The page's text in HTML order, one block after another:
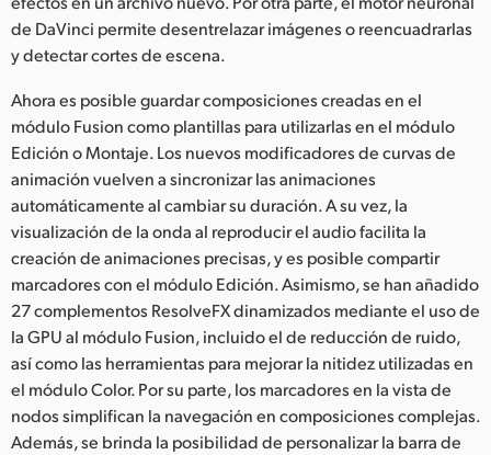
de DaVinci permite desentrelazar imágenes o reencuadrarlas
y detectar cortes de escena.
Ahora es posible guardar composiciones creadas en el
módulo Fusion como plantillas para utilizarlas en el módulo
Edición o Montaje. Los nuevos modificadores de curvas de
animación vuelven a sincronizar las animaciones
automáticamente al cambiar su duración. A su vez, la
visualización de la onda al reproducir el audio facilita la
creación de animaciones precisas, y es posible compartir
marcadores con el módulo Edición. Asimismo, se han añadido
27 complementos ResolveFX dinamizados mediante el uso de
la GPU al módulo Fusion, incluido el de reducción de ruido,
así como las herramientas para mejorar la nitidez utilizadas en
el módulo Color. Por su parte, los marcadores en la vista de
nodos simplifican la navegación en composiciones complejas.
Además, se brinda la posibilidad de personalizar la barra de